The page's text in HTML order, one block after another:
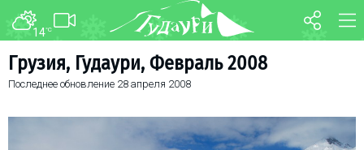
14°C
Грузия, Гудаури, Февраль 2008
Последнее обновление 28 апреля 2008
ФОРУМ КАРТА
ТРАНСФЕР
О курорте
Схема трасс